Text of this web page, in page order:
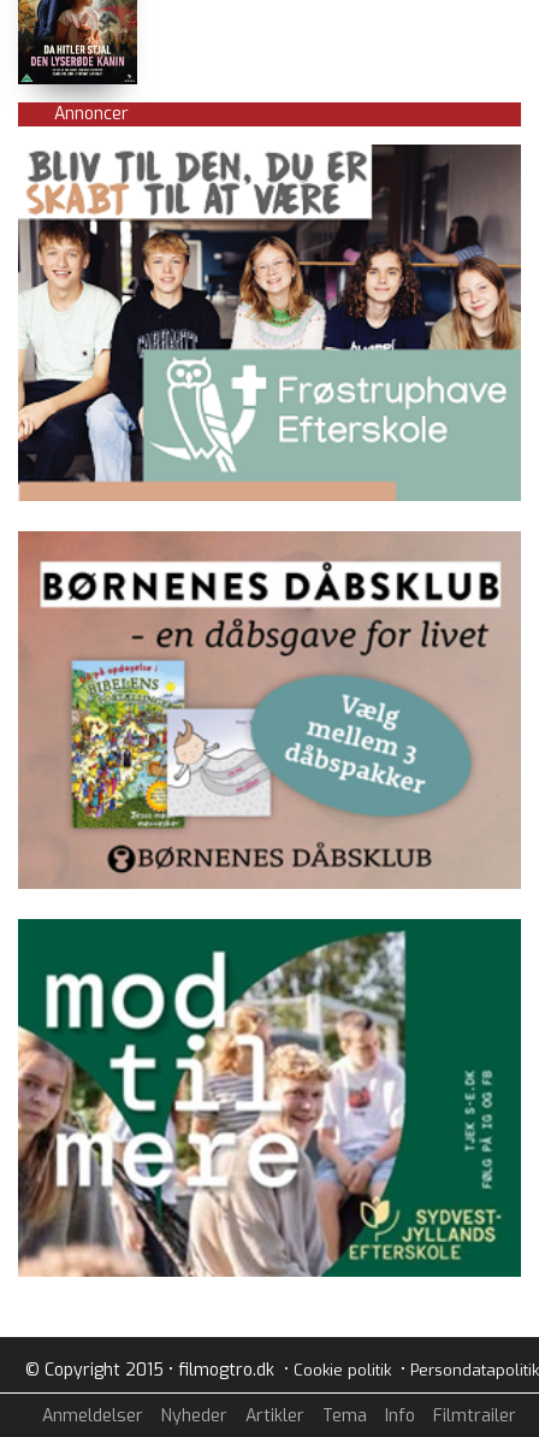
Annoncer
© Copyright 2015 • filmogtro.dk • Cookie politik• Persondatapolitik
Anmeldelser Nyheder Artikler Tema Info Filmtrailer